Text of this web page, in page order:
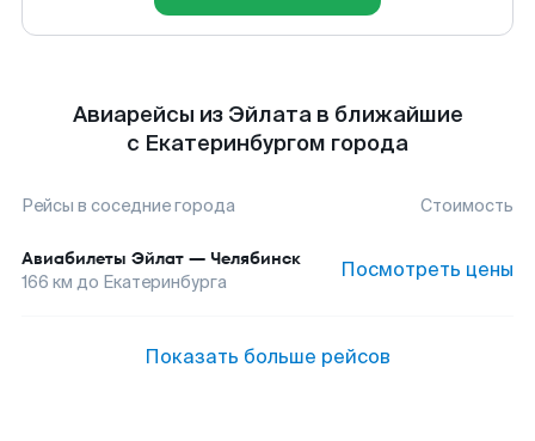
Авиарейсы из Эйлата в ближайшие
с Екатеринбургом города
Рейсы в соседние города Стоимость
Авиабилеты Эйлат — Челябинск
166 км до Екатеринбурга Посмотреть цены
Показать больше рейсов